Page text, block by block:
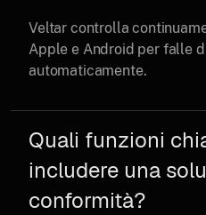
Veltar controlla
Apple e Android per falle
automaticamente.
Quali funzioni
includere una
conformità?